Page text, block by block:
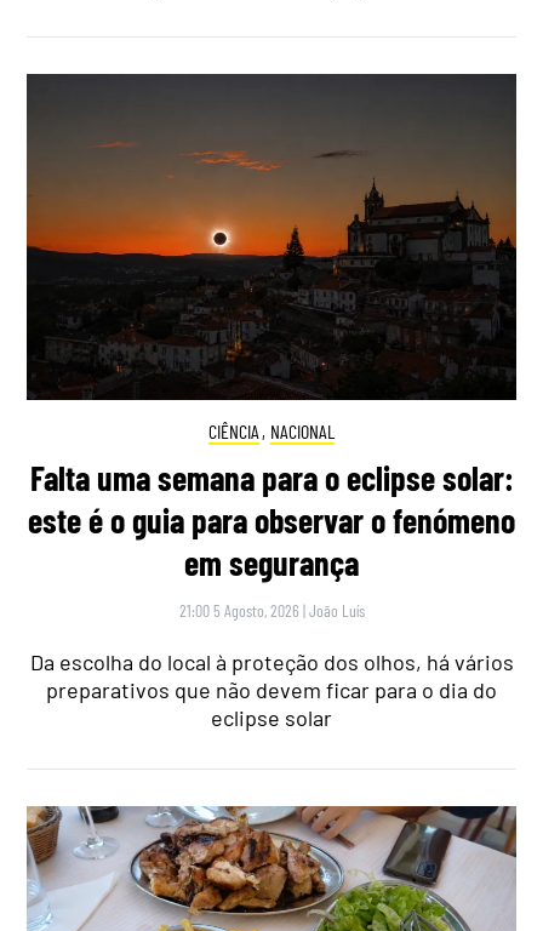
CIÊNCIA , NACIONAL
Falta uma semana para o eclipse solar:
este é o guia para observar o fenómeno
em segurança
21:00 5 Agosto, 2026 |João Luís
Da escolha do local à proteção dos olhos, há vários
preparativos que não devem ficar para o dia do
eclipse solar